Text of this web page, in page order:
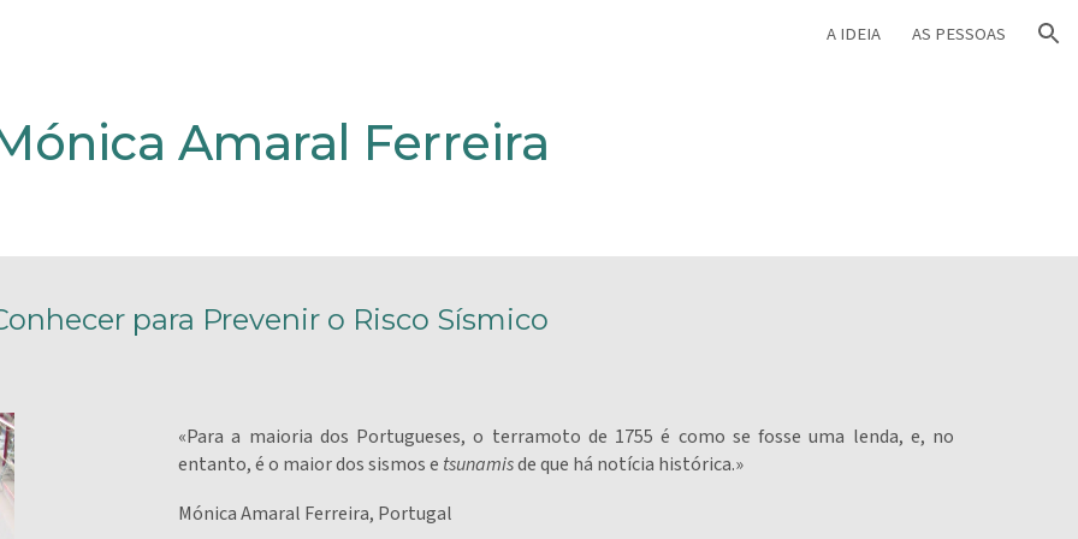
A IDEIA AS PESSOAS
Amaral Ferreira
para Prevenir o Risco Sísmico
«Para a maioria dos Portugueses, o terramoto de 1755 é como se fosse uma lenda, e, no
entanto, é o maior dos sismos e tsunamisde que há notícia histórica.»
Mónica Amaral Ferreira, Portugal